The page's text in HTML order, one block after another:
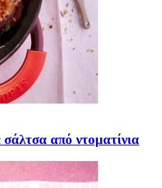
σάλτσα από ντοματίνια